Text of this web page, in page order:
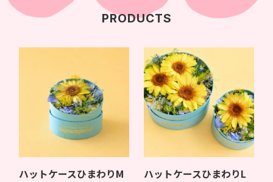
PRODUCTS
ハットケースひまわりM ハットケースひまわりL